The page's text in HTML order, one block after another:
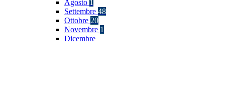
Agosto 1
Settembre 48
Ottobre 20
Novembre 1
Dicembre